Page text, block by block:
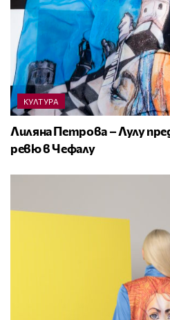
КУЛТУРА
Лиляна Петрова – Лулу
ревю в Чефалу